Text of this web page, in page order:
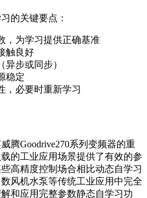
的关键要点：
，为学习提供正确基准
触良好
步或同步）
稳定
，必要时重新学习
腾Goodrive270系列变频器的重
的工业应用场景提供了有效的参
高精度控制场合相比动态自学习
风机水泵等传统工业应用中完全
和应用完整参数静态自学习功